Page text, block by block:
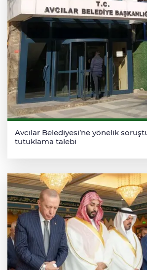
Avcılar Belediyesi’ne yönelik
tutuklama talebi